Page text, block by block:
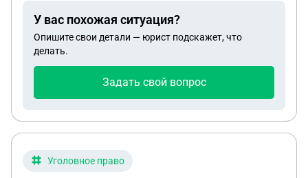
У вас похожая ситуация?
Опишите свои детали — юрист подскажет, что
делать.
Задать свой вопрос
Уголовное право